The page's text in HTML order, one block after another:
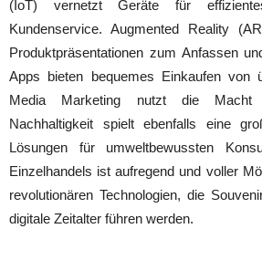
(IoT) vernetzt Geräte für
Kundenservice. Augmented Reality
Produktpräsentationen zum Anfassen
Apps bieten bequemes Einkaufen von
Media Marketing nutzt die Macht
Nachhaltigkeit spielt ebenfalls eine
Lösungen für umweltbewussten
Einzelhandels ist aufregend und voller
revolutionären Technologien, die
digitale Zeitalter führen werden.